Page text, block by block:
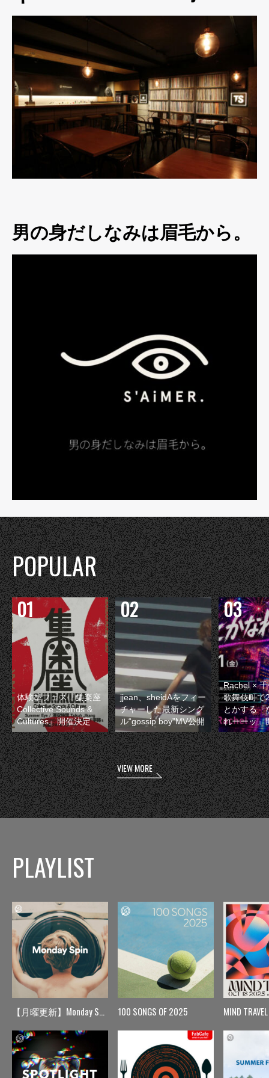
男の身だしなみは眉毛から。
POPULAR
体験型フェス『集楽座
Collective Sounds &
Cultures』開催決定
jjean、sheidAをフィー
チャーした最新シング
ル“gossip boy”MV公開
Rachel ×
歌舞伎町で
とかする『
れーーッ』
VIEW MORE
PLAYLIST
【月曜更新】Monday Spin 100 SONGS OF 2025 MIND TRAVEL